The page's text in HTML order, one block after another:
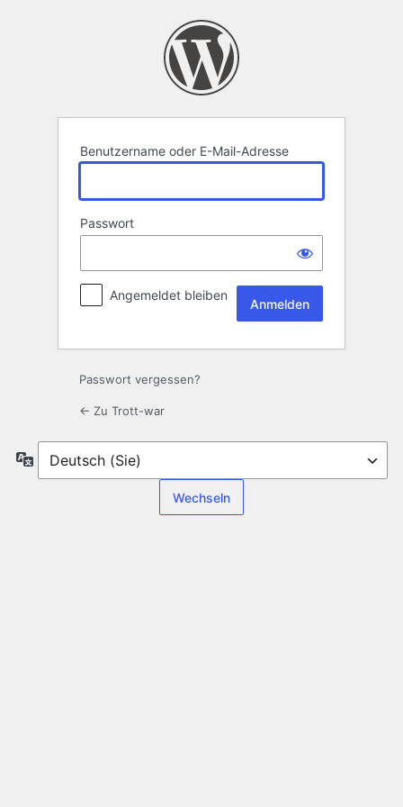
Benutzername oder E-Mail-Adresse
Passwort
Angemeldet bleiben
Passwort vergessen?
← Zu Trott-war
Sprache